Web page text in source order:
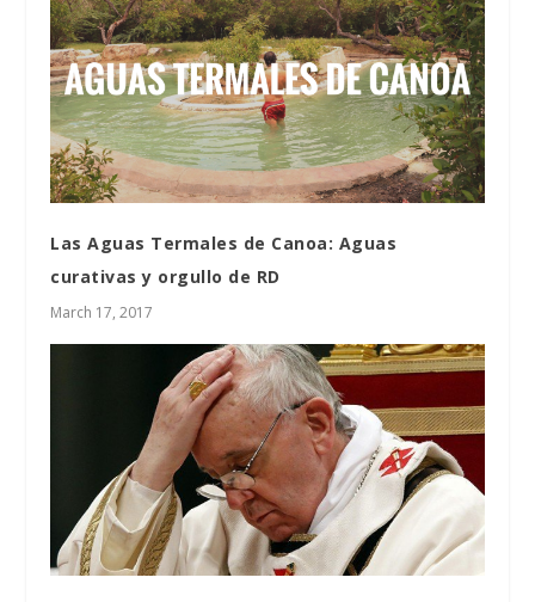
Las Aguas Termales de Canoa: Aguas
curativas y orgullo de RD
March 17, 2017